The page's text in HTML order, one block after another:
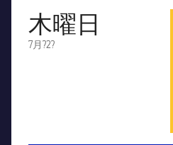
木曜日
7月?2?